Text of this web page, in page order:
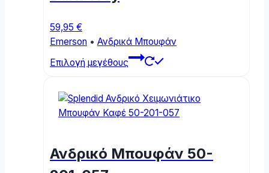
59,95 €
Emerson • Ανδρικά Μπουφάν
Επιλογή μεγέθους
multiple
variants.
may
Ανδρικό Μπουφάν 50-